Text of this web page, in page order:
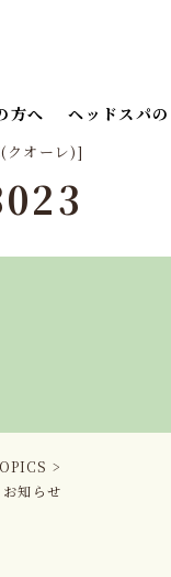
方へ ヘッドスパ
オーレ)]
>
お知らせ